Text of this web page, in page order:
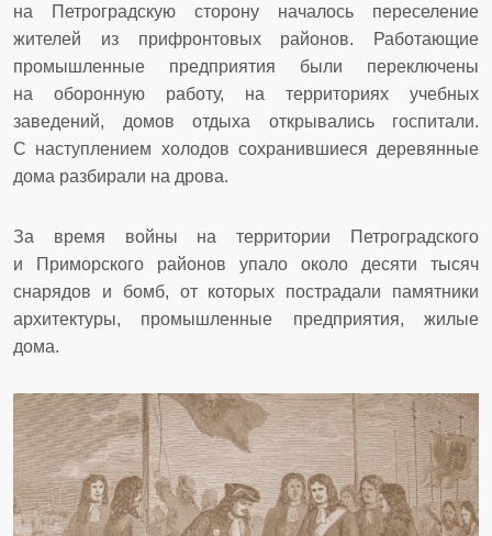
на Петроградскую сторону началось переселение
жителей из прифронтовых районов. Работающие
промышленные предприятия были переключены
на оборонную работу, на территориях учебных
заведений, домов отдыха открывались госпитали.
С наступлением холодов сохранившиеся деревянные
дома разбирали на дрова.
За время войны на территории Петроградского
и Приморского районов упало около десяти тысяч
снарядов и бомб, от которых пострадали памятники
архитектуры, промышленные предприятия, жилые
дома.